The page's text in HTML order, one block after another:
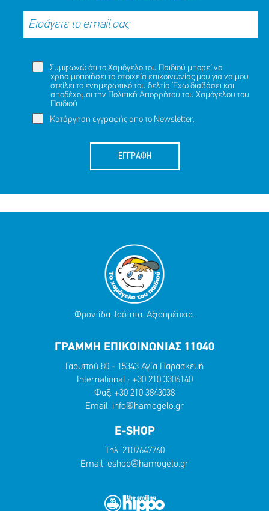
Συμφωνώ ότι το Χαμόγελο του Παιδιού μπορεί να
χρησιμοποιήσει τα στοιχεία επικοινωνίας μου για να μου
στείλει το ενημερωτικό του δελτίο. Έχω διαβάσει και
αποδέχομαι την Πολιτική Απορρήτου του Χαμόγελου του
Παιδιού
Κατάργηση εγγραφής απο το Newsletter.
ΕΓΓΡΑΦΗ
Φροντίδα. Ισότητα. Αξιοπρέπεια.
ΓΡΑΜΜΗ ΕΠΙΚΟΙΝΩΝΙΑΣ 11040
Γαρυττού 80 - 15343 Αγία Παρασκευή
International : +30 210 3306140
Φαξ: +30 210 3843038
Email: info@hamogelo.gr
E-SHOP
Τηλ: 2107647760
Email: eshop@hamogelo.gr